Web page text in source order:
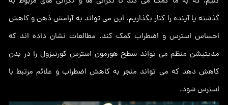
گذشته یا آینده را کنار بگذاریم. این می تواند به آرامش ذهن و کاهش
احساس استرس و اضطراب کمک کند. مطالعات نشان داده اند که
مدیتیشن منظم می تواند سطح هورمون استرس کورتیزول را در بدن
کاهش دهد که می تواند منجر به کاهش اضطراب و علائم مرتبط با
استرس شود.